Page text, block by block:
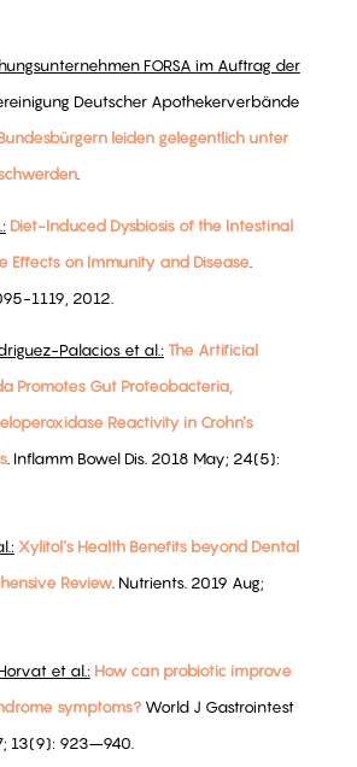
FORSA im Auftrag der
Deutscher Apothekerverbände
leiden gelegentlich unter
.
Diet-Induced Dysbiosis of the Intestinal
Effects on Immunity and Disease.
1119, 2012.
Palacios et al.: The Artificial
Promotes Gut Proteobacteria,
Reactivity in Crohn’s
. Inflamm Bowel Dis. 2018 May; 24(5):
Xylitol’s Health Benefits beyond Dental
Review. Nutrients. 2019 Aug;
et al.: How can probiotic improve
symptoms?World J Gastrointest
13(9): 923–940.